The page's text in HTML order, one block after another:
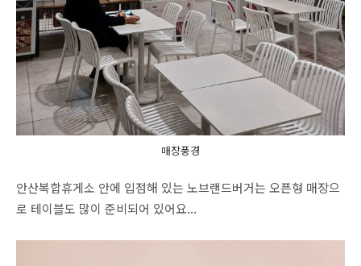
매장풍경
안산복합휴게소 안에 입점해 있는 노브랜드버거는 오픈형 매장으
로 테이블도 많이 준비되어 있어요...